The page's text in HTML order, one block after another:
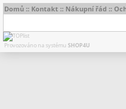
Domů :: Kontakt :: Nákupní řád ::
Provozováno na systému SHOP4U